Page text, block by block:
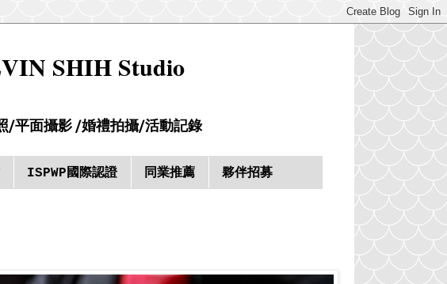
SHIH Studio
/平面攝影 /婚禮拍攝/活動記錄
ISPWP國際認證 同業推薦 夥伴招募